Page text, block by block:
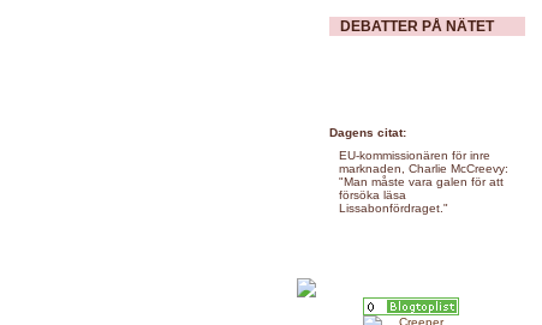
DEBATTER PÅ NÄTET
Dagens citat:
EU-kommissionären för inre
marknaden, Charlie McCreevy:
"Man måste vara galen för att
försöka läsa
Lissabonfördraget."